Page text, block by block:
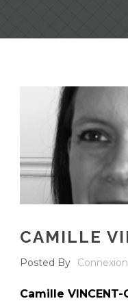
CAMILLE
Posted By
Camille VINCENT-